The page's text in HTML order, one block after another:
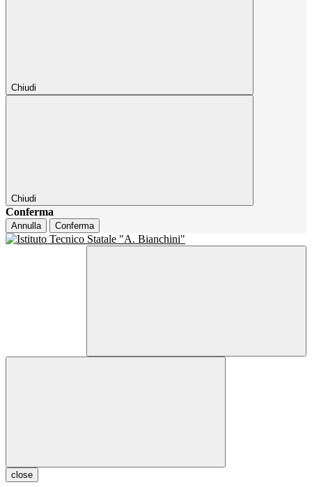
Chiudi
Chiudi
Conferma
Annulla Conferma
close